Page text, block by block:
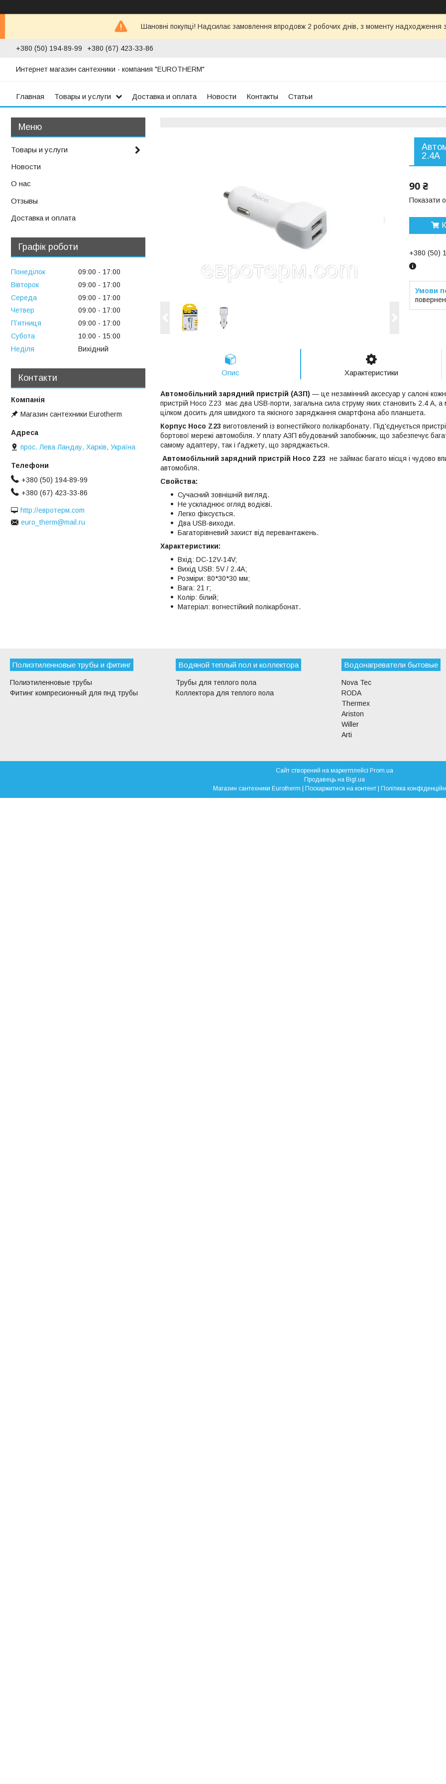
Шановні покупці! Надсилає замовлення впродовж 2 робочих днів, з моменту надходження
+380 (50) 194-89-99 +380 (67) 423-33-86
Интернет магазин сантехники - компания "EUROTHERM"
Главная Товары и услуги Доставка и оплата Новости Контакты Статьи
2.4A
90 ₴
Показати
+380 (50)
Опис Характеристики
Автомобільний зарядний пристрій (АЗП) — це незамінний аксесуар у салоні
пристрій Hoco Z23 має два USB-порти, загальна сила струму яких становить 2.4 А,
цілком досить для швидкого та якісного заряджання смартфона або планшета.
Корпус Hoco Z23 виготовлений із вогнестійкого полікарбонату. Під'єднується
бортової мережі автомобіля. У плату АЗП вбудований запобіжник, що забезпечує
самому адаптеру, так і ґаджету, що заряджається.
Автомобільний зарядний пристрій Hoco Z23 не займає багато місця і чудово
автомобіля.
Свойства:
Сучасний зовнішній вигляд.
Не ускладнює огляд водієві.
Легко фіксується.
Два USB-виходи.
Багаторівневий захист від перевантажень.
Характеристики:
Вхід: DC-12V-14V;
Вихід USB: 5V / 2.4A;
Розміри: 80*30*30 мм;
Вага: 21 г;
Колір: білий;
Матеріал: вогнестійкий полікарбонат.
Товары и услуги
Новости
О нас
Отзывы
Доставка и оплата
Графік роботи
Понеділок 09:00
17:00
Вівторок
09:00
17:00
Середа
09:00
17:00
Четвер
09:00
17:00
Пʼятниця
09:00
17:00
Субота
10:00
15:00
Неділя
Вихідний
Контакти
Магазин сантехники Eurotherm
прос. Лева Ландау, Харків, Україна
+380 (50) 194-89-99
+380 (67) 423-33-86
http://евротерм.com
euro_therm@mail.ru
Полиэтиленновые трубы и фитинг
Полиэтиленновые трубы
Фитинг компресионный для пнд трубы
Водяной теплый пол и коллектора
Трубы для теплого пола
Коллектора для теплого пола
Водонагреватели бытовые
Nova Tec
RODA
Thermex
Ariston
Willer
Arti
Сайт створений на маркетплейсі Prom.ua
Продавець на Bigl.ua
Магазин сантехники Eurotherm | Поскаржитися на контент | Політика